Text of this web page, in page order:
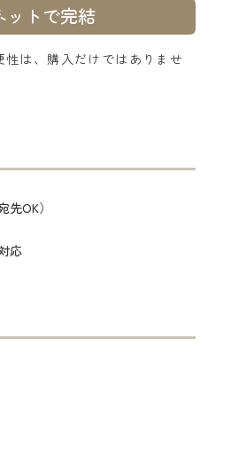
ットで完結
は、購入だけではありませ
OK）
応